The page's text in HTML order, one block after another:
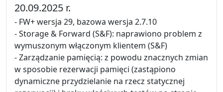
20.09.2025 r.
- FW+ wersja 29, bazowa wersja 2.7.10
- Storage & Forward (S&F): naprawiono problem z
wymuszonym włączonym klientem (S&F)
- Zarządzanie pamięcią: z powodu znacznych zmian
w sposobie rezerwacji pamięci (zastąpiono
dynamiczne przydzielanie na rzecz statycznej